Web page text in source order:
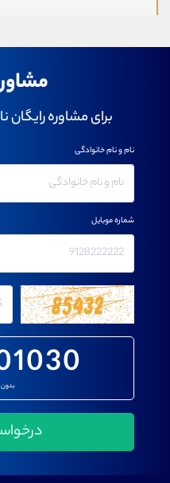
برای مشاوره رایگان
نام و نام خانوادگی
شماره موبایل